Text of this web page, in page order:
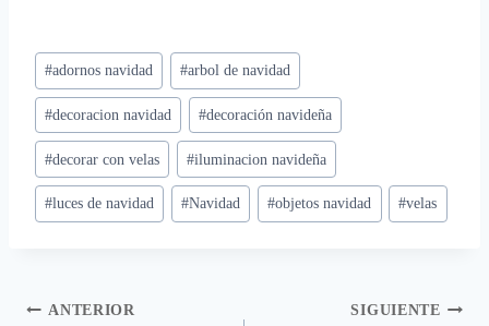
Etiquetas
de
la
entrada:
#adornos navidad #arbol de navidad
#decoracion navidad #decoración navideña
#decorar con velas #iluminacion navideña
#luces de navidad #Navidad #objetos navidad #velas
Navegación
ANTERIOR SIGUIENTE